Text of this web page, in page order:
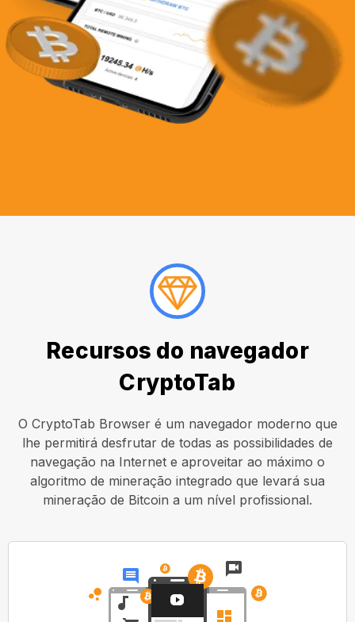
Recursos do navegador
CryptoTab
O CryptoTab Browser é um navegador moderno que
lhe permitirá desfrutar de todas as possibilidades de
navegação na Internet e aproveitar ao máximo o
algoritmo de mineração integrado que levará sua
mineração de Bitcoin a um nível profissional.